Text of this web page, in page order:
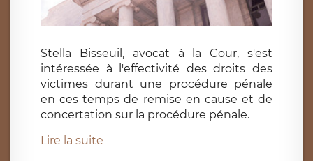
Stella Bisseuil, avocat à la Cour, s'est
intéressée à l'effectivité des droits des
victimes durant une procédure pénale
en ces temps de remise en cause et de
concertation sur la procédure pénale.
Lire la suite